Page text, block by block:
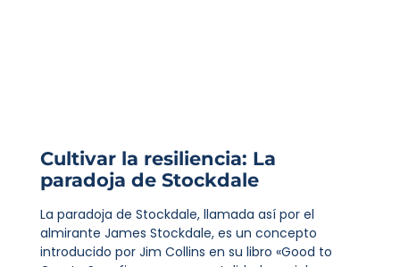
Cultivar la resiliencia: La
paradoja de Stockdale
La paradoja de Stockdale, llamada así por el
almirante James Stockdale, es un concepto
introducido por Jim Collins en su libro «Good to